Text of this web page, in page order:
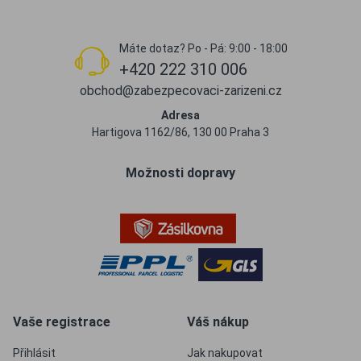
Máte dotaz? Po - Pá: 9:00 - 18:00
+420 222 310 006
obchod@zabezpecovaci-zarizeni.cz
Adresa
Hartigova 1162/86, 130 00 Praha 3
Možnosti dopravy
Vaše registrace
Přihlásit
Váš nákup
Jak nakupovat